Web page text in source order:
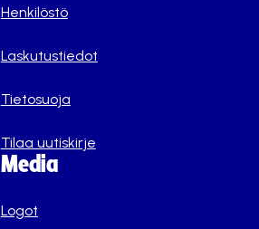
Henkilöstö
Laskutustiedot
Tietosuoja
Tilaa uutiskirje
Media
Logot